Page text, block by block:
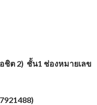
ชิต 2) ชั้น1 ช่องหมายเลข